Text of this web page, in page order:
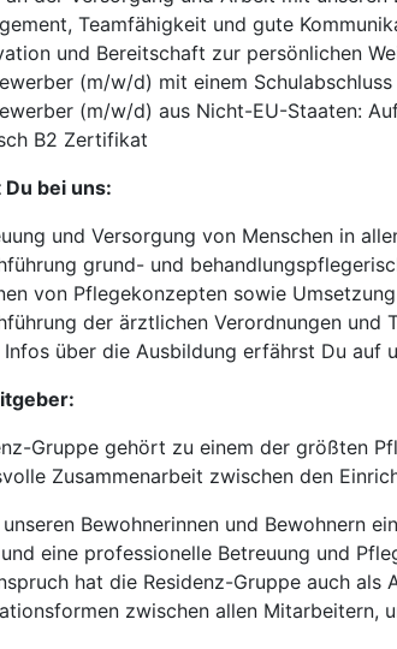
Teamfähigkeit und gute
und Bereitschaft zur persönlichen
(m/w/d) mit einem
(m/w/d) aus Nicht-EU-Staaten:
B2 Zertifikat
bei uns:
und Versorgung von Menschen in
grund- und
von Pflegekonzepten sowie
der ärztlichen Verordnungen und
Infos über die Ausbildung erfährst Du auf
Gruppe gehört zu einem der größten
Zusammenarbeit zwischen den
Bewohnerinnen und Bewohnern
eine professionelle Betreuung und
hat die Residenz-Gruppe auch
zwischen allen Mitarbeitern,